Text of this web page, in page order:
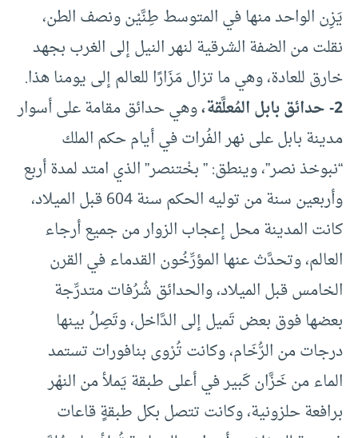
يَزِن الواحد منها في المتوسط طِنَّيْن ونصف الطن،
نقلت من الضفة الشرقية لنهر النيل إلى الغرب بجهد
خارق للعادة، وهي ما تزال مَزَارًا للعالم إلى يومنا هذا.
2- حدائق بابل المُعلَّقة،
وهي حدائق مقامة على أسوار
مدينة بابل على نهر الفُرات في أيام حكم الملك
“نبوخذ نصر”، وينطق: ” بخْتنصر” الذي امتد لمدة أربع
وأربعين سنة من توليه الحكم سنة 604 قبل الميلاد،
كانت المدينة محل إعجاب الزوار من جميع أرجاء
العالم، وتحدَّث عنها المؤرِّخُون القدماء في القرن
الخامس قبل الميلاد، والحدائق شُرُفات متدرِّجة
بعضها فوق بعض تَميل إلى الدَّاخل، وتَصِلُ بينها
درجات من الرُّخَام، وكانت تُرْوى بنافورات تستمد
الماء من خَزَّان كَبير في أعلى طبقة يَملأ من النهْر
برافعة حلزونية، وكانت تتصل بكل طبقةٍ قاعات